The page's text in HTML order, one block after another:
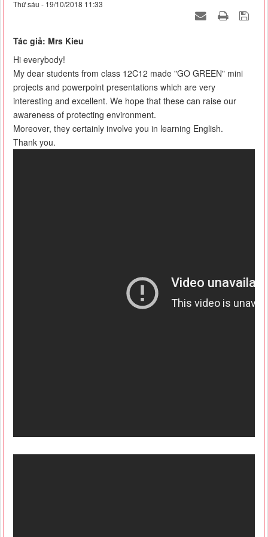
Thứ sáu - 19/10/2018 11:33
Tác giả: Mrs Kieu
Hi everybody!
My dear students from class 12C12 made "GO GREEN" mini
projects and powerpoint presentations which are very
interesting and excellent. We hope that these can raise our
awareness of protecting environment.
Moreover, they certainly involve you in learning English.
Thank you.